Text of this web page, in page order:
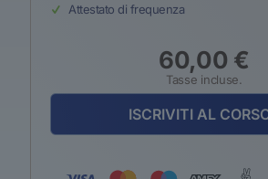
Attestato di frequenza
60,00 €
Tasse incluse.
ISCRIVITI AL